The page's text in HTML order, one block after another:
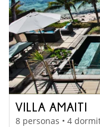
VILLA AMAITI
8 personas • 4